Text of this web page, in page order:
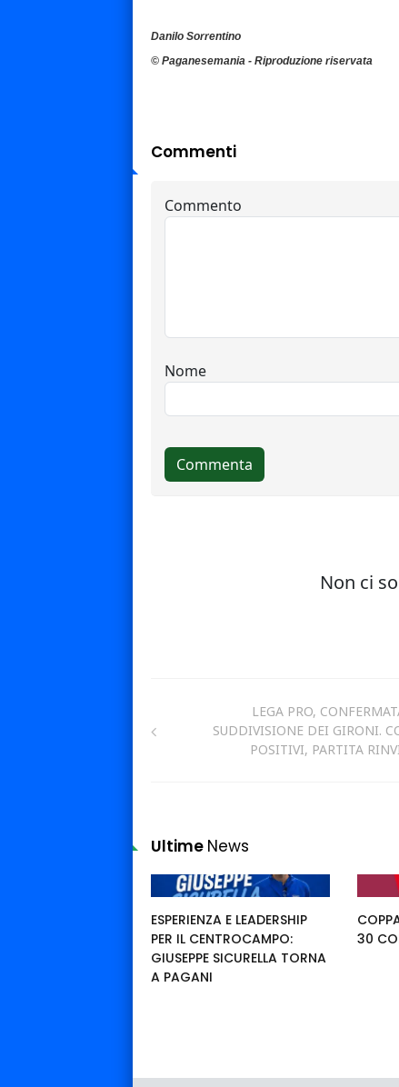
Danilo Sorrentino
© Paganesemania - Riproduzione riservata
Commenti
LEGA PRO,
SUDDIVISIONE DEI GIRONI.
POSITIVI, PARTITA
Ultime News
ESPERIENZA E LEADERSHIP
PER IL CENTROCAMPO:
GIUSEPPE SICURELLA TORNA
A PAGANI
30